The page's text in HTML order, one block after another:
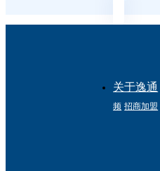
关于逸通
频 招商加盟